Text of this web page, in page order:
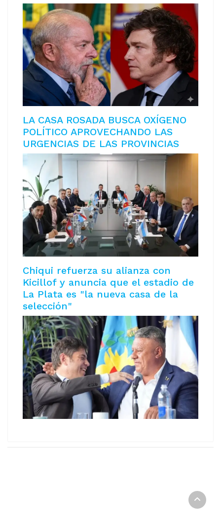
LA CASA ROSADA BUSCA OXÍGENO
POLÍTICO APROVECHANDO LAS
URGENCIAS DE LAS PROVINCIAS
Chiqui refuerza su alianza con
Kicillof y anuncia que el estadio de
La Plata es "la nueva casa de la
selección"
Public License.
REPORTE DIGITAL Copyright © 2021